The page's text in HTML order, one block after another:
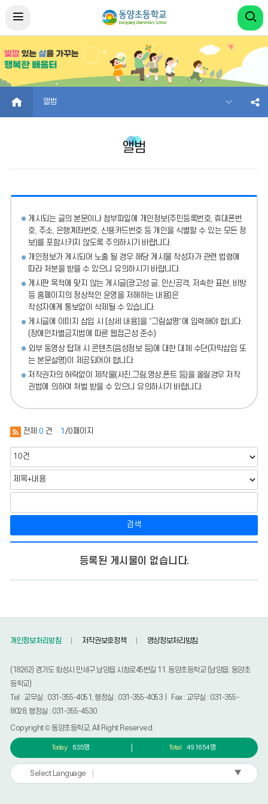
HOME 앨범
앨범
게시되는 글의 본문이나 첨부파일에
개인정보(주민등록번호, 휴대폰번
호, 주소, 은행계좌번호, 신용카드번호 등 개인을 식별할 수 있는 모든 정
보)를 포함시키지 않도록 주의하시기 바랍니다.
개인정보가 게시되어 노출 될 경우 해당 게시물 작성자가 관련 법령에
따라 처분을 받을 수 있으니 유의하시기 바랍니다.
게시판 목적에 맞지 않는 게시글(광고성 글, 인신공격, 저속한 표현, 비방
등 홈페이지의 정상적인 운영을 저해하는 내용)은
작성자에게 통보없이 삭제될 수 있습니다.
게시글에 이미지 삽입 시 [상세 내용]을 “그림설명”에 입력해야 합니다.
(장애인차별금지법에 따른 웹접근성 준수)
외부 동영상 탑재 시 콘텐츠(음성정보 등)에 대한 대체 수단(자막삽입 또
는 본문설명)이 제공되어야 합니다.
저작권자의 허락없이 제작물(사진,그림,영상,폰트 등)을 올릴경우 저작
권법에 의하여 처벌 받을 수 있으니 유의하시기 바랍니다.
전체 0 건 1 /0페이지
검색
등록된 게시물이 없습니다.
개인정보처리방침 저작권보호정책 영상정보처리방침
(18262) 경기도 화성시 만세구 남양읍 시청로45번길 11. 동양초등학교 (남양읍. 동양초
등학교)
Tel : 교무실 : 031-355-4051, 행정실 : 031-355-4053 | Fax : 교무실 : 031-355-
8028, 행정실 : 031-355-4530
Copyright © 동양초등학교, All Right Reserved.
Today 635명 Total 491654명
Select Language ▼